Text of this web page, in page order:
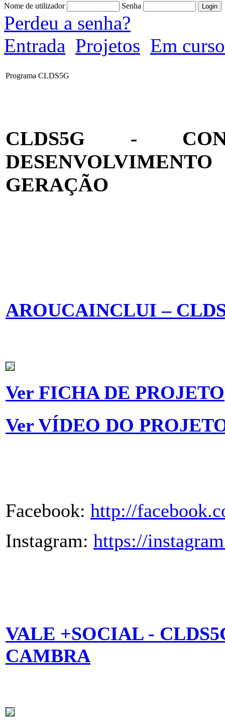
Nome de utilizador Senha
Perdeu a senha?
Entrada Projetos Em curso
Programa CLDS5G
CLDS5G -
GERAÇÃO
AROUCAINCLUI –
Ver FICHA DE PROJETO
Ver VÍDEO DO
Facebook: http://
Instagram: https://
VALE +SOCIAL -
CAMBRA